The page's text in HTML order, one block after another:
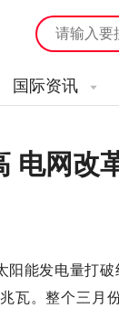
国际资讯
电网改
能发电量打
瓦。整个三月